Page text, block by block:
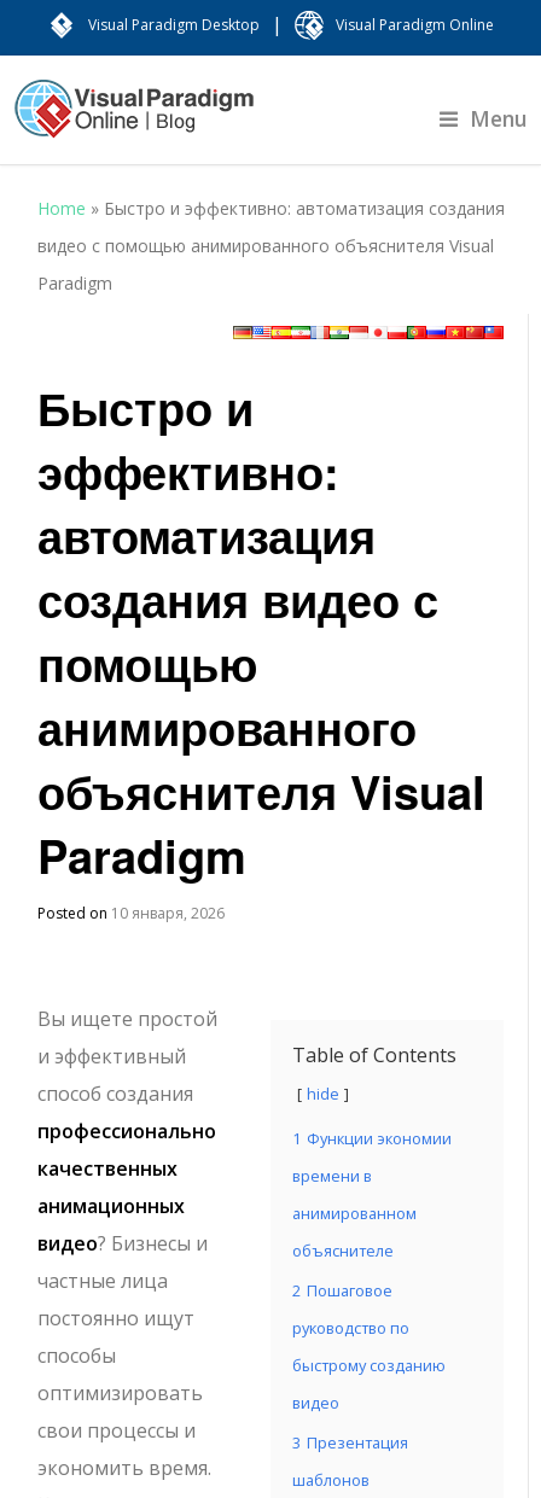
Visual Paradigm Desktop | Visual Paradigm Online
Menu
Home » Быстро и эффективно: автоматизация создания
видео с помощью анимированного объяснителя Visual
Paradigm
Быстро и
эффективно:
автоматизация
создания видео с
помощью
анимированного
объяснителя Visual
Paradigm
Posted on 10 января, 2026
Table of Contents
hide
1 Функции экономии
времени в
анимированном
объяснителе
2 Пошаговое
руководство по
быстрому созданию
видео
3 Презентация
шаблонов
Вы ищете простой
и эффективный
способ создания
профессионально
качественных
анимационных
видео? Бизнесы и
частные лица
постоянно ищут
способы
оптимизировать
свои процессы и
экономить время.